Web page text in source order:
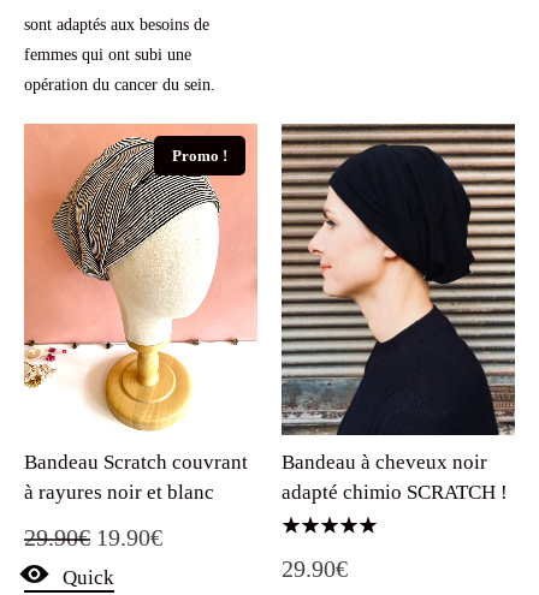
sont adaptés aux besoins de
femmes qui ont subi une
opération du cancer du sein.
Promo !
Bandeau Scratch couvrant
à rayures noir et blanc
29.90€ Le
prix
19.90€Le
Quick
Bandeau à cheveux noir
adapté chimio SCRATCH !
5.00
sur 5
29.90€